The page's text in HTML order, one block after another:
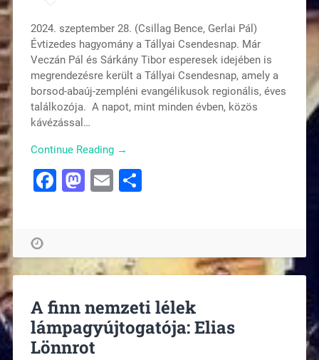
2024. szeptember 28. (Csillag Bence, Gerlai Pál)
Évtizedes hagyomány a Tállyai Csendesnap. Már
Veczán Pál és Sárkány Tibor esperesek idejében is
megrendezésre került a Tállyai Csendesnap, amely a
borsod-abaúj-zempléni evangélikusok regionális, éves
találkozója. A napot, mint minden évben, közös
kávézással…
Continue Reading →
Facebook
Mastodon
Email
A finn nemzeti lélek
lámpagyújtogatója: Elias
Lönnrot